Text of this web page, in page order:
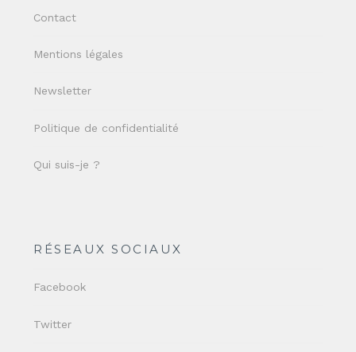
Contact
Mentions légales
Newsletter
Politique de confidentialité
Qui suis-je ?
RÉSEAUX SOCIAUX
Facebook
Twitter